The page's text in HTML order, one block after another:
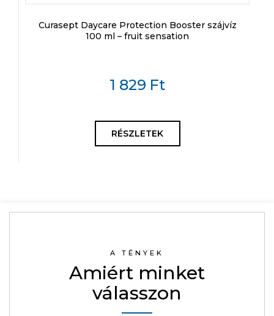
Curasept Daycare Protection Booster szájvíz
100 ml – fruit sensation
1 829 Ft
RÉSZLETEK
A TÉNYEK
Amiért minket
válasszon